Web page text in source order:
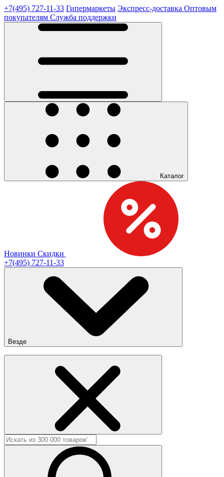
+7(495) 727-11-33 Гипермаркеты Экспресс-доставка Оптовым
покупателям Служба поддержки
Каталог
Новинки Скидки
+7(495) 727-11-33
Везде